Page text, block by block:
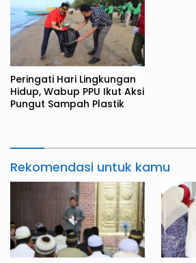
Peringati Hari Lingkungan
Hidup, Wabup PPU Ikut Aksi
Pungut Sampah Plastik
Rekomendasi untuk kamu